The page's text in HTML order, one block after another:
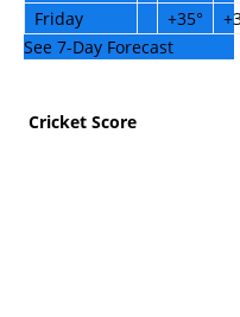
Friday
+35° +
See 7-Day Forecast
Cricket Score